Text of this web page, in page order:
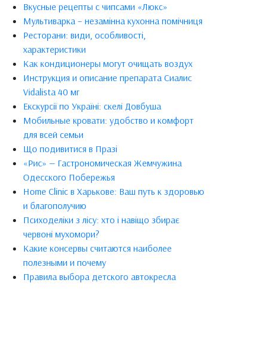
Вкусные рецепты с чипсами «Люкс»
Мультиварка – незамінна кухонна помічниця
Ресторани: види, особливості,
характеристики
Как кондиционеры могут очищать воздух
Инструкция и описание препарата Сиалис
Vidalista 40 мг
Екскурсії по Україні: скелі Довбуша
Мобильные кровати: удобство и комфорт
для всей семьи
Що подивитися в Празі
«Рис» — Гастрономическая Жемчужина
Одесского Побережья
Home Clinic в Харькове: Ваш путь к здоровью
и благополучию
Психоделіки з лісу: хто і навіщо збирає
червоні мухомори?
Какие консервы считаются наиболее
полезными и почему
Правила выбора детского автокресла